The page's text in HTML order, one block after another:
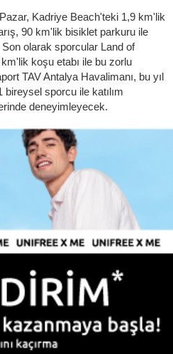
Kadriye Beach'teki 1,9 km'lik
90 km'lik bisiklet parkuru ile
olarak sporcular Land of
koşu etabı ile bu zorlu
TAV Antalya Havalimanı, bu yıl
bireysel sporcu ile katılım
deneyimleyecek.